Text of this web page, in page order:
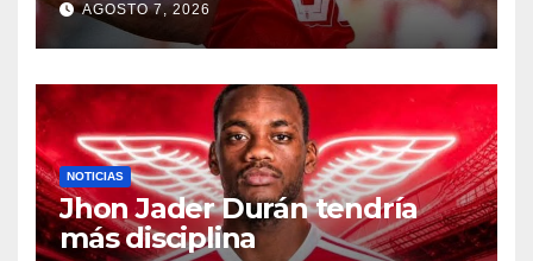
AGOSTO 7, 2026
NOTICIAS
Jhon Jader Durán tendría
más disciplina